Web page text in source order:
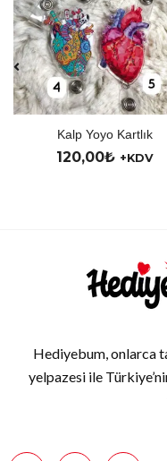
Pembe
Hediyebum, onlarca
yelpazesi ile